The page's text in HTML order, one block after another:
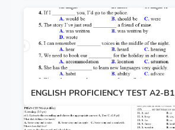
ENGLISH PROFICIENCY TEST A2-B1